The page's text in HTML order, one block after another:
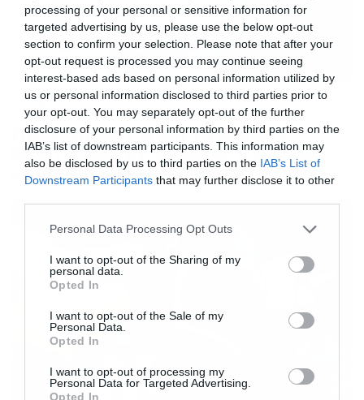
processing of your personal or sensitive information for
targeted advertising by us, please use the below opt-out
section to confirm your selection. Please note that after your
opt-out request is processed you may continue seeing
interest-based ads based on personal information utilized by
us or personal information disclosed to third parties prior to
your opt-out. You may separately opt-out of the further
disclosure of your personal information by third parties on the
IAB’s list of downstream participants. This information may
also be disclosed by us to third parties on the IAB’s List of
Downstream Participants that may further disclose it to other
Please note that this website/app uses one or more Google
not limited to your visit or usage behaviour. You may click to
grant or deny consent to Google and its third-party tags to
use your data for below specified purposes in below Google
consent section.
Personal Data Processing Opt Outs
I want to opt-out of the Sharing of my
personal data.
Opted In
I want to opt-out of the Sale of my
Personal Data.
Opted In
I want to opt-out of processing my
Personal Data for Targeted Advertising.
Opted In
Movies
The X-Files: I Want to Believe –
Επιστρέφει με director’s cut που
υπόσχεται περισσότερο τρόμο